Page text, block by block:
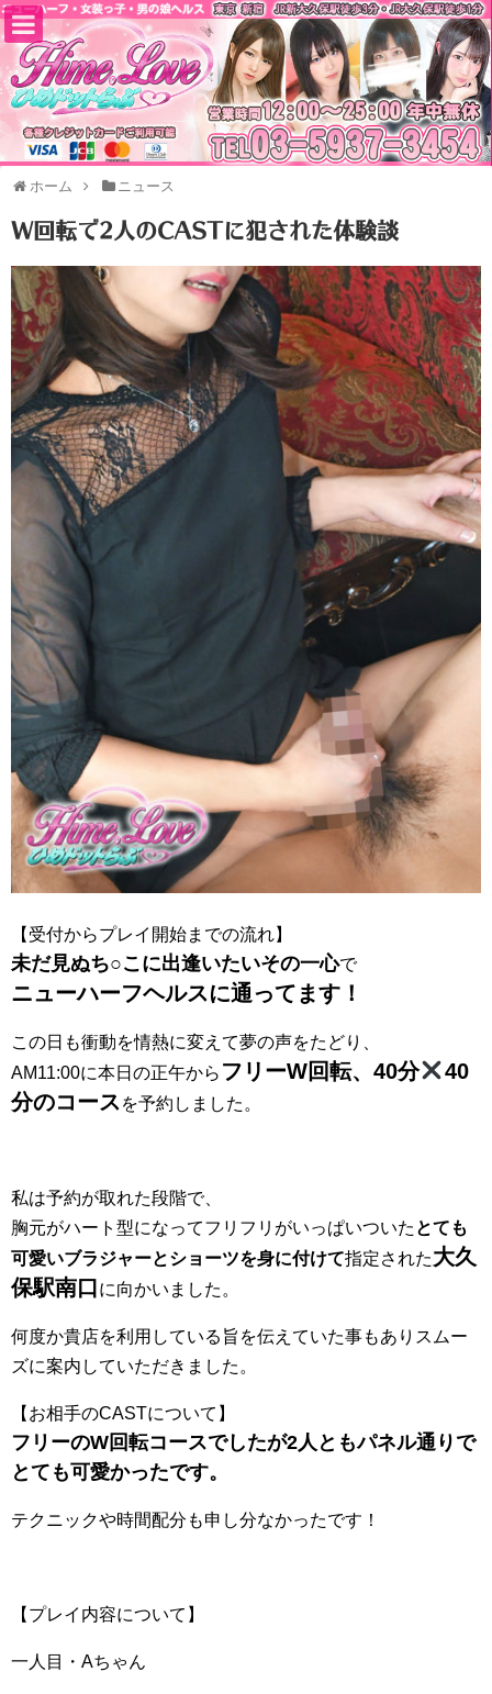
ホーム ニュース
W回転で2人のCASTに犯された体験談
【受付からプレイ開始までの流れ】
未だ見ぬち○こに出逢いたいその一心で
ニューハーフヘルスに通ってます！
この日も衝動を情熱に変えて夢の声をたどり、
AM11:00に本日の正午から フリーW回転、40分
40
分のコースを予約しました。
私は予約が取れた段階で、
胸元がハート型になってフリフリがいっぱいついた とても
可愛いブラジャーとショーツを身に付けて指定された大久
保駅南口 に向かいました。
何度か貴店を利用している旨を伝えていた事もありスムー
ズに案内していただきました。
【お相手のCASTについて】
フリーのW回転コースでしたが2人ともパネル通りで
とても可愛かったです。
テクニックや時間配分も申し分なかったです！
【プレイ内容について】
一人目・Aちゃん